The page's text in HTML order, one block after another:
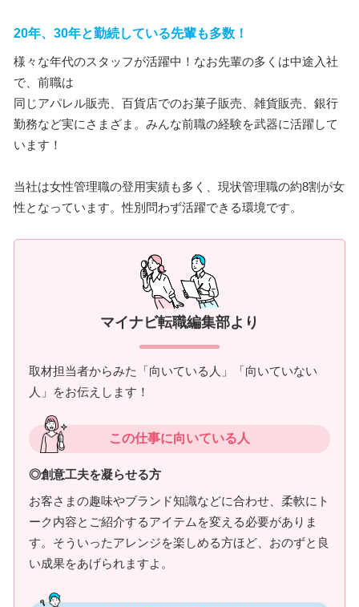
20年、30年と勤続している先輩も多数！
様々な年代のスタッフが活躍中！なお先輩の多くは中途入社
で、前職は
同じアパレル販売、百貨店でのお菓子販売、雑貨販売、銀行
勤務など実にさまざま。みんな前職の経験を武器に活躍して
います！
当社は女性管理職の登用実績も多く、現状管理職の約8割が女
性となっています。性別問わず活躍できる環境です。
マイナビ転職編集部より
取材担当者からみた「向いている人」「向いていない
人」をお伝えします！
この仕事に向いている人
◎創意工夫を凝らせる方
お客さまの趣味やブランド知識などに合わせ、柔軟にト
ーク内容とご紹介するアイテムを変える必要がありま
す。そういったアレンジを楽しめる方ほど、おのずと良
い成果をあげられますよ。